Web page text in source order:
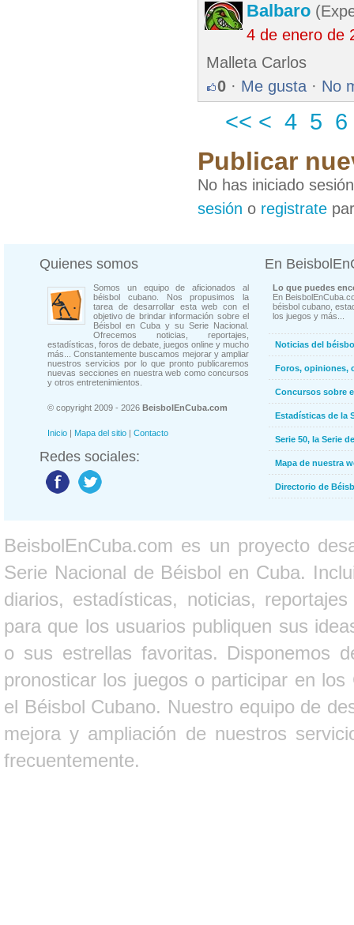
Balbaro
4 de enero de
Malleta Carlos
0 · Me gusta · No
<< < 4 5 6
Publicar
No has iniciado
sesión o registrate
Quienes somos
Somos un equipo de aficionados al
béisbol cubano. Nos propusimos la
tarea de desarrollar esta web con el
objetivo de brindar información sobre el
Béisbol en Cuba y su Serie Nacional.
Ofrecemos noticias, reportajes,
estadísticas, foros de debate, juegos online y mucho
más... Constantemente buscamos mejorar y ampliar
nuestros servicios por lo que pronto publicaremos
nuevas secciones en nuestra web como concursos
y otros entretenimientos.
© copyright 2009 - 2026 BeisbolEnCuba.com
Inicio | Mapa del sitio | Contacto
Redes sociales:
En
Lo que puedes
En
béisbol cubano,
los juegos y más...
Noticias del
Foros, opiniones,
Concursos sobre
Estadísticas de la
Serie 50, la Serie
Mapa de nuestra
Directorio de
BeisbolEnCuba.com es un proyecto
Serie Nacional de Béisbol en Cuba.
diarios, estadísticas, noticias,
para que los usuarios publiquen sus
o sus estrellas favoritas. Disponemos
pronosticar los juegos o participar en
el Béisbol Cubano. Nuestro equipo de
mejora y ampliación de nuestros
frecuentemente.